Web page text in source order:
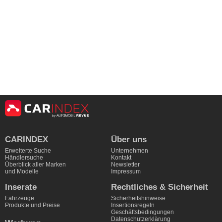
Vehicle Information
Model: Ariya
Year: 2025
Mileage: 4,000 km
Dealer Information
Company:
Technical Details
CARINDEX
Erweiterte Suche
Händlersuche
Überblick aller Marken
und Modelle
Über uns
Unternehmen
Kontakt
Newsletter
Impressum
Inserate
Fahrzeuge
Produkte und Preise
Rechtliches & Sicherheit
Sicherheitshinweise
Insertionsregeln
Geschäftsbedingungen
Datenschutzerklärung